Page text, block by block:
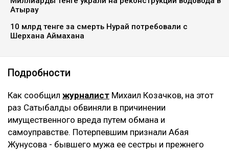
Атырау
10 млрд тенге за смерть Нурай потребовали с
Шерхана Аймахана
Подробности
Как сообщил журналист Михаил Козачков, на этот
раз Сатыбалды обвиняли в причинении
имущественного вреда путем обмана и
самоуправстве. Потерпевшим признали Абая
Жунусова - бывшего мужа ее сестры и прежнего